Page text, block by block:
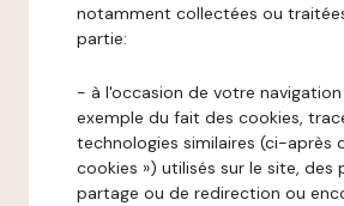
notamment collectées ou
partie:
- à l'occasion de votre
exemple du fait des cookies,
technologies similaires (ci-après
cookies ») utilisés sur le site, des
partage ou de redirection ou